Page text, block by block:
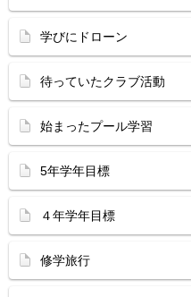
学びにドローン
待っていたクラブ活動
始まったプール学習
5年学年目標
４年学年目標
修学旅行